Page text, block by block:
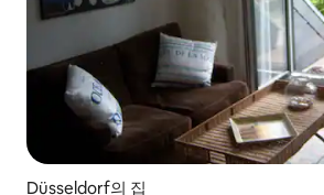
Düsseldorf의 집